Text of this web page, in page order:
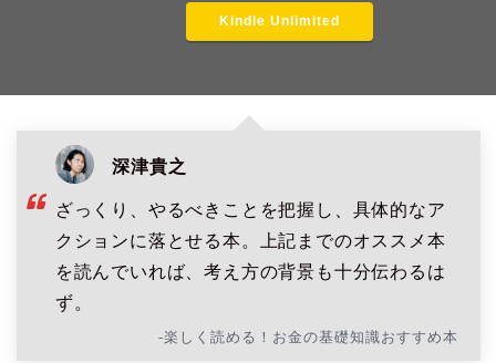
Kindle Unlimited
深津貴之
ざっくり、やるべきことを把握し、具体的なア
クションに落とせる本。上記までのオススメ本
を読んでいれば、考え方の背景も十分伝わるは
ず。
-楽しく読める！お金の基礎知識おすすめ本